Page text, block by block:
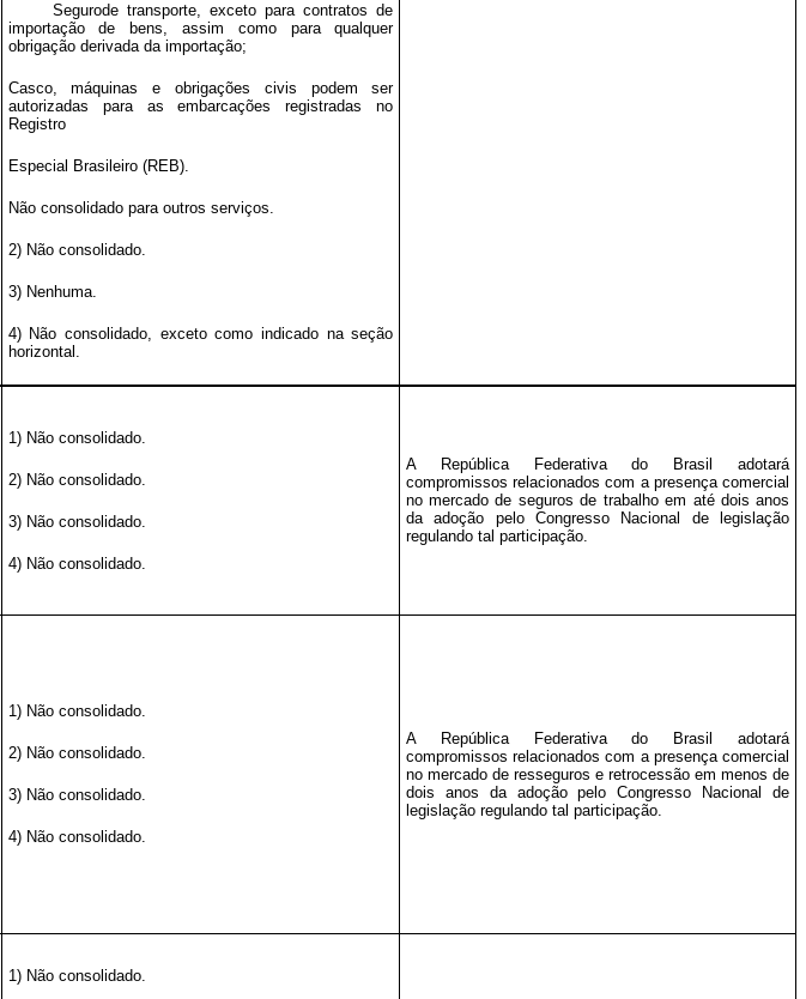
Segurode transporte, exceto para contratos de
importação de bens, assim como para qualquer
obrigação derivada da importação;
Casco, máquinas e obrigações civis podem ser
autorizadas para as embarcações registradas no
Registro
Especial Brasileiro (REB).
Não consolidado para outros serviços.
2) Não consolidado.
3) Nenhuma.
4) Não consolidado, exceto como indicado na seção
horizontal.
1) Não consolidado.
2) Não consolidado.
3) Não consolidado.
4) Não consolidado.
A República Federativa do Brasil adotará
compromissos relacionados com a presença comercial
no mercado de seguros de trabalho em até dois anos
da adoção pelo Congresso Nacional de legislação
regulando tal participação.
1) Não consolidado.
2) Não consolidado.
3) Não consolidado.
4) Não consolidado.
A República Federativa do Brasil adotará
compromissos relacionados com a presença comercial
no mercado de resseguros e retrocessão em menos de
dois anos da adoção pelo Congresso Nacional de
legislação regulando tal participação.
1) Não consolidado.